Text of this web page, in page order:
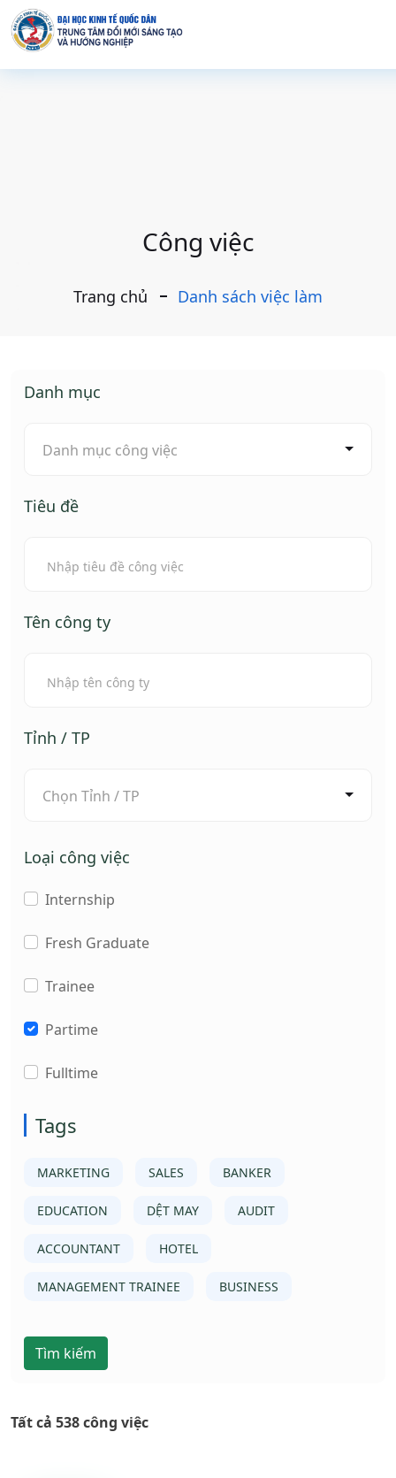
Công việc
Trang chủ Danh sách việc làm
Danh mục
Danh mục công việc
Tiêu đề
Tên công ty
Tỉnh / TP
Chọn Tỉnh / TP
Loại công việc
Internship
Fresh Graduate
Trainee
Partime
Fulltime
Tags
MARKETING SALES BANKER
EDUCATION DỆT MAY AUDIT
ACCOUNTANT HOTEL
MANAGEMENT TRAINEE BUSINESS
Tìm kiếm
Tất cả 538 công việc